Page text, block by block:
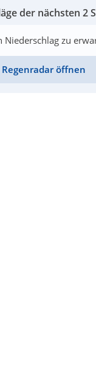
der nächsten 2
Niederschlag zu
Regenradar öffnen